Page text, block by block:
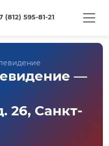
(812) 595-81-21
—
26, Санкт-